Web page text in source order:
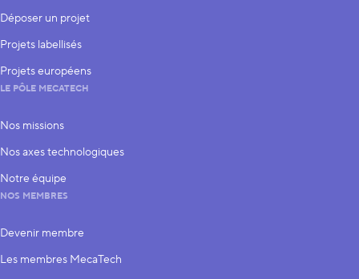
Déposer un projet
Projets labellisés
Projets européens
LE PÔLE MECATECH
Nos missions
Nos axes technologiques
Notre équipe
NOS MEMBRES
Devenir membre
Les membres MecaTech